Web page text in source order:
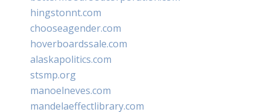
hingstonnt.com
chooseagender.com
hoverboardssale.com
alaskapolitics.com
stsmp.org
manoelneves.com
mandelaeffectlibrary.com